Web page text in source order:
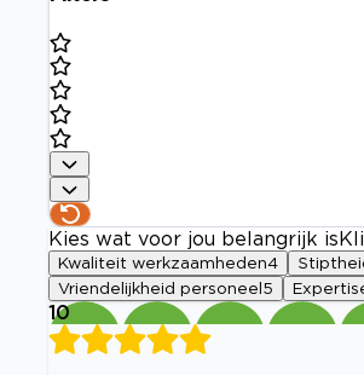
Kies wat voor jou belangrijk is
Kwaliteit werkzaamheden4
Vriendelijkheid personeel 5
10